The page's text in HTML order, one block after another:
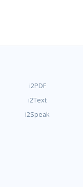
i2PDF
i2Text
i2Speak